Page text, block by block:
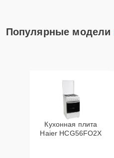
Популярные модели
Кухонная плита
Haier HCG56FO2X